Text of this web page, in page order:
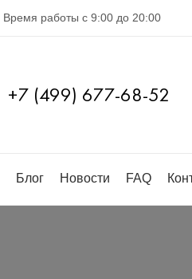
Время работы с 9:00 до 20:00
+7 (499) 677-68-52
Блог Новости FAQ